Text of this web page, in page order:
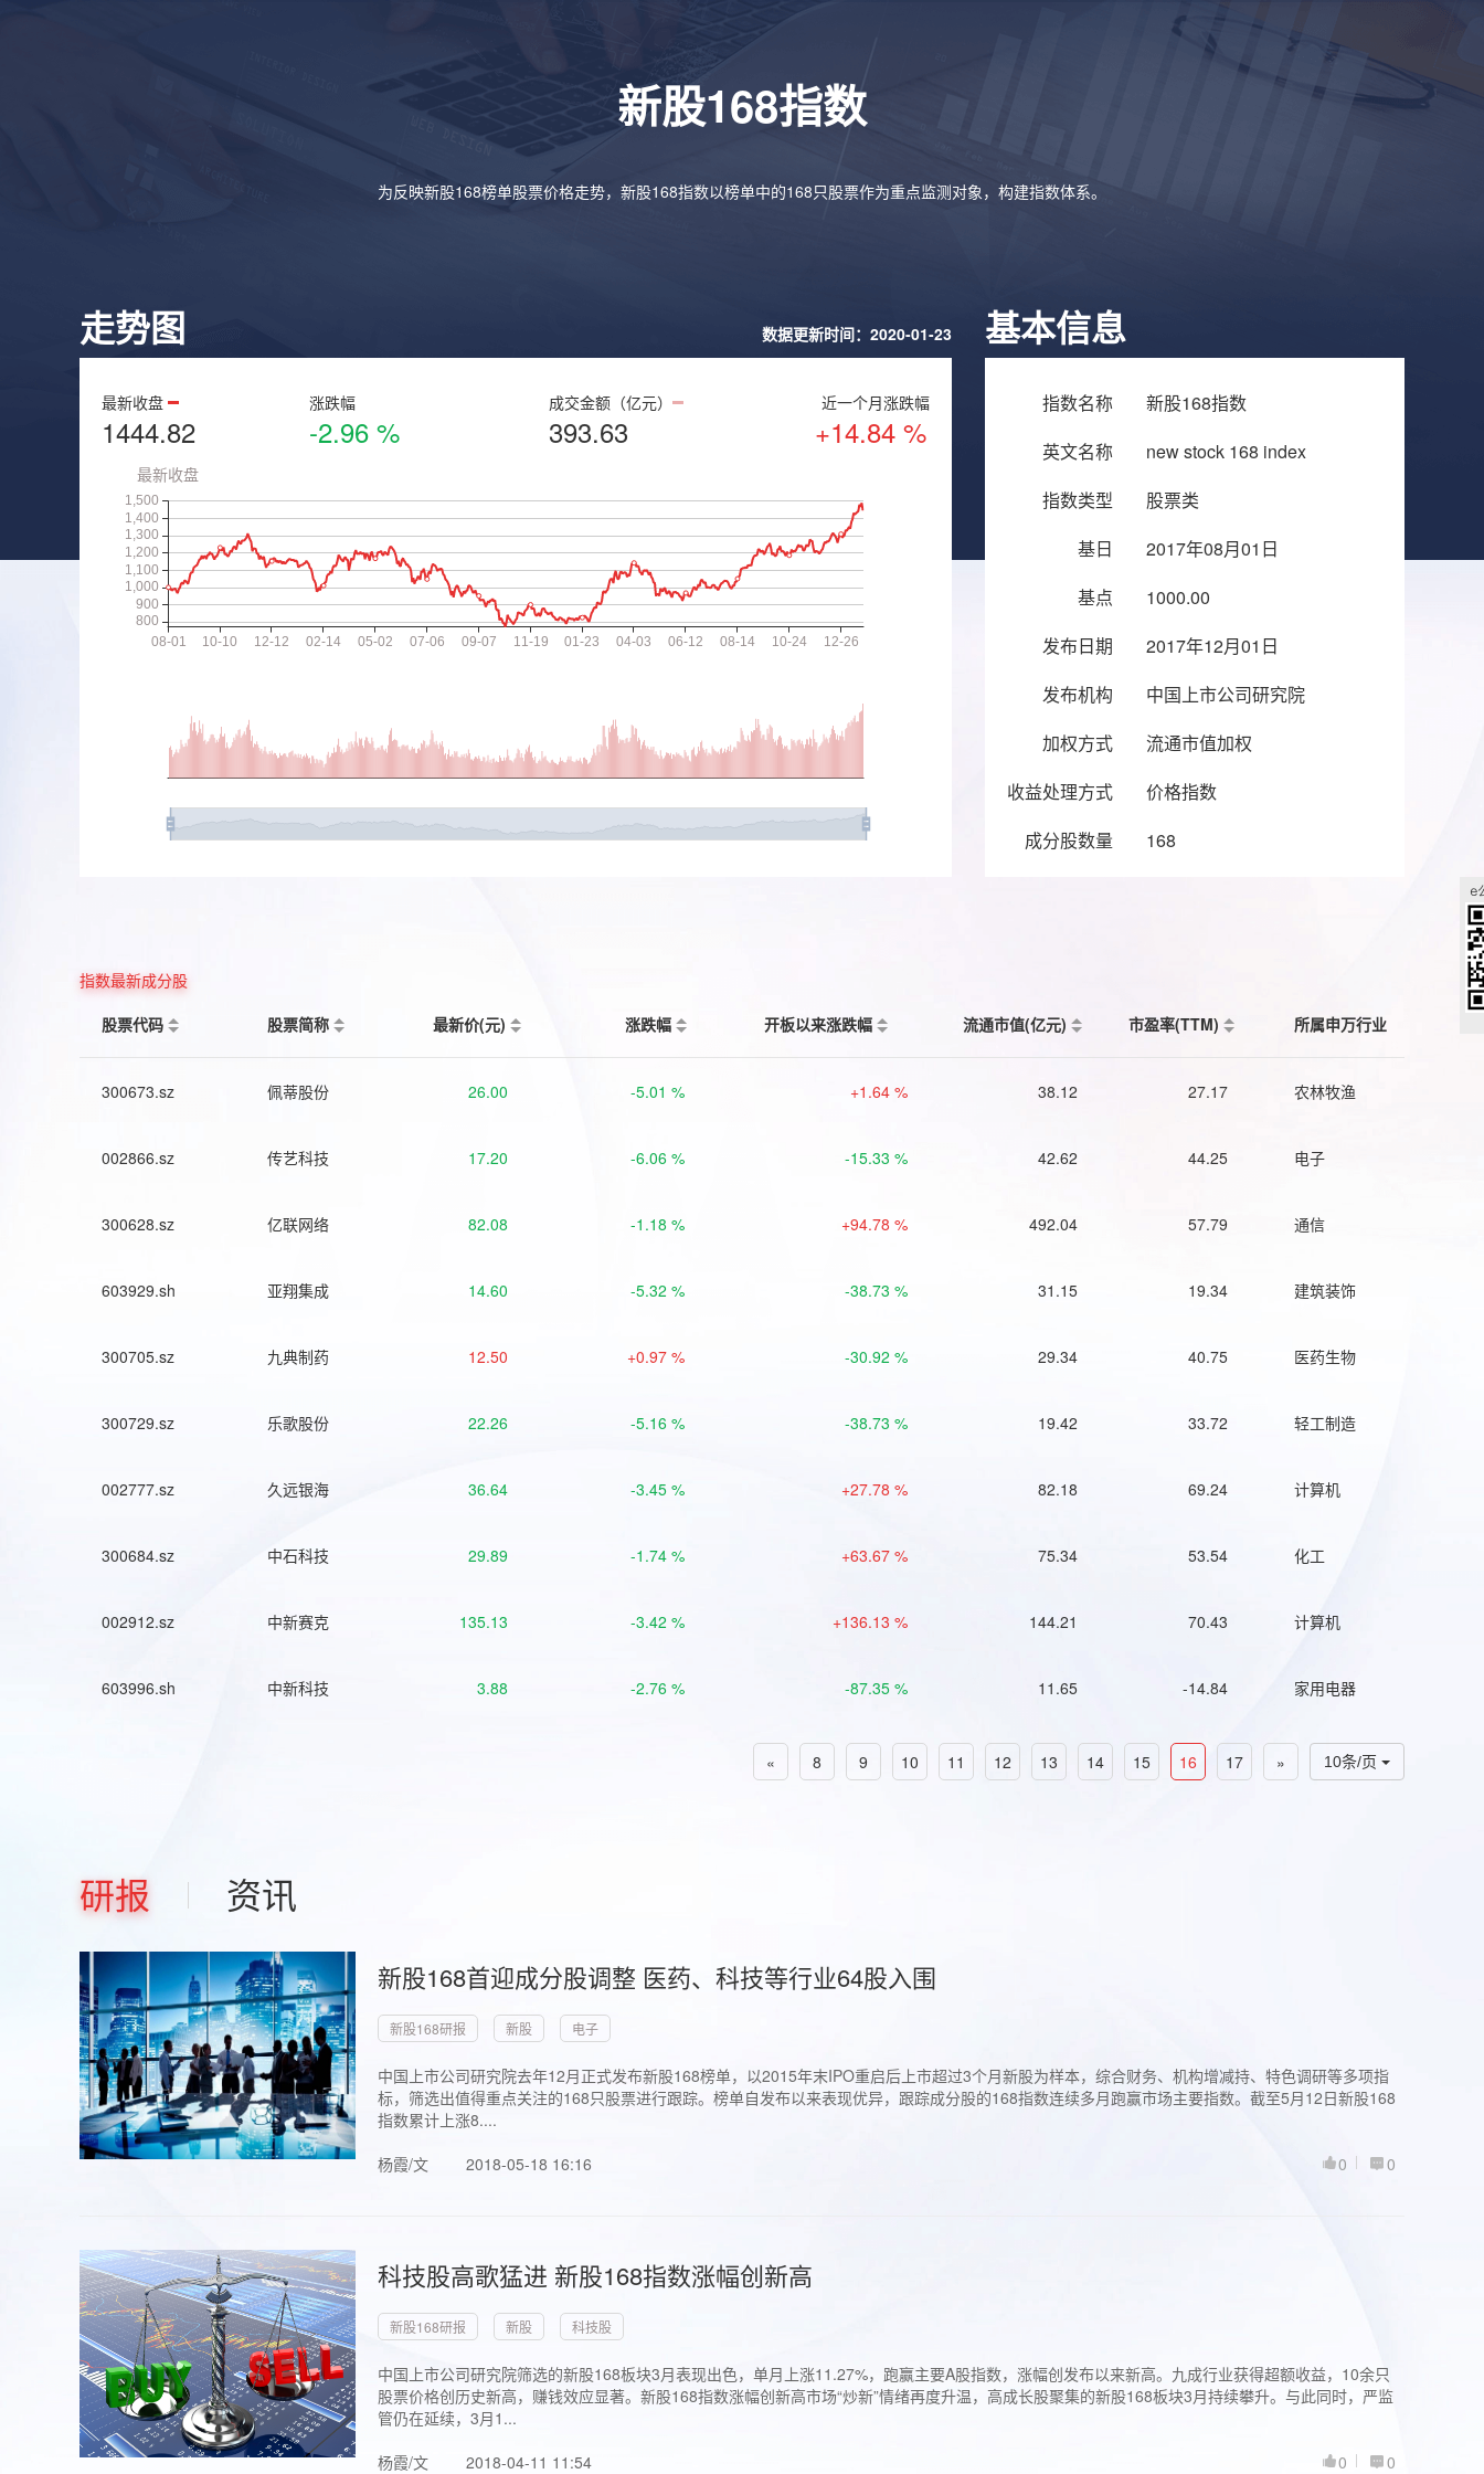
新股168指数
为反映新股168榜单股票价格走势，新股168指数以榜单中的168只股票作为重点监测对象，构建指数体系。
走势图 数据更新时间：2020-01-23
最新收盘
1444.82
涨跌幅
-2.96 %
成交金额（亿元）
393.63
近一个月涨跌幅
+14.84 %
基本信息
指数名称
新股168指数
英文名称
new stock 168 index
指数类型
股票类
基日
2017年08月01日
基点
1000.00
发布日期
2017年12月01日
发布机构
中国上市公司研究院
加权方式
流通市值加权
收益处理方式
价格指数
成分股数量
168
指数最新成分股
股票代码
股票简称 最新价(元) 涨跌幅 开板以来涨跌幅 流通市值(亿元) 市盈率(TTM) 所属申万行业
300673.sz 佩蒂股份 26.00 -5.01 % +1.64 % 38.12 27.17 农林牧渔
002866.sz 传艺科技 17.20 -6.06 % -15.33 % 42.62 44.25 电子
300628.sz 亿联网络 82.08 -1.18 % +94.78 % 492.04 57.79 通信
603929.sh 亚翔集成 14.60 -5.32 % -38.73 % 31.15 19.34 建筑装饰
300705.sz 九典制药 12.50 +0.97 % -30.92 % 29.34 40.75 医药生物
300729.sz 乐歌股份 22.26 -5.16 % -38.73 % 19.42 33.72 轻工制造
002777.sz 久远银海 36.64 -3.45 % +27.78 % 82.18 69.24 计算机
300684.sz 中石科技 29.89 -1.74 % +63.67 % 75.34 53.54 化工
002912.sz 中新赛克 135.13 -3.42 % +136.13 % 144.21 70.43 计算机
603996.sh 中新科技 3.88 -2.76 % -87.35 % 11.65 -14.84 家用电器
10条/页
« 8 9 10 11 12 13 14 15 16 17 »
研报 资讯
新股168首迎成分股调整 医药、科技等行业64股入围
新股168研报 新股 电子
中国上市公司研究院去年12月正式发布新股168榜单，以2015年末IPO重启后上市超过3个月新股为样本，综合财务、机构增减持、特色调研等多项指
标，筛选出值得重点关注的168只股票进行跟踪。榜单自发布以来表现优异，跟踪成分股的168指数连续多月跑赢市场主要指数。截至5月12日新股168
指数累计上涨8....
杨霞/文
2018-05-18 16:16 0
0
科技股高歌猛进 新股168指数涨幅创新高
新股168研报 新股 科技股
中国上市公司研究院筛选的新股168板块3月表现出色，单月上涨11.27%，跑赢主要A股指数，涨幅创发布以来新高。九成行业获得超额收益，10余只
股票价格创历史新高，赚钱效应显著。新股168指数涨幅创新高市场“炒新”情绪再度升温，高成长股聚集的新股168板块3月持续攀升。与此同时，严监
管仍在延续，3月1...
杨霞/文
2018-04-11 11:54 0
0